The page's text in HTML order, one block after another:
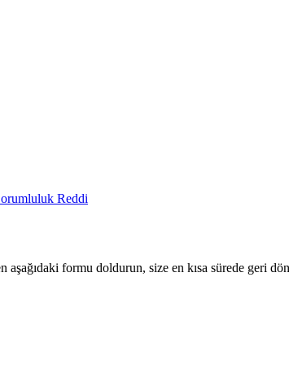
Reddi
formu doldurun, size en kısa sürede geri